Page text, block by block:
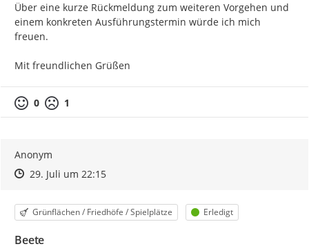
Über eine kurze Rückmeldung zum weiteren Vorgehen und
einem konkreten Ausführungstermin würde ich mich
freuen.
Mit freundlichen Grüßen
0 1
Anonym
Zeitpunkt des Erstellens
Zeitpunkt des Erstellens
29. Juli um 22:15Zur Äußerung
Kategorie
Grünflächen / Friedhöfe / Spielplätze Status
Erledigt
Beete